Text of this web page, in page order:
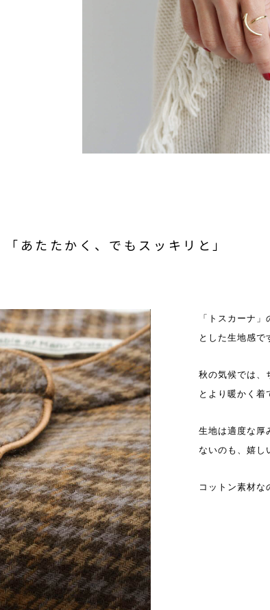
「あたたかく、でもスッキリと」
「トスカーナ
とした生地感で
秋の気候では、
とより暖かく着
生地は適度な厚
ないのも、嬉し
コットン素材な